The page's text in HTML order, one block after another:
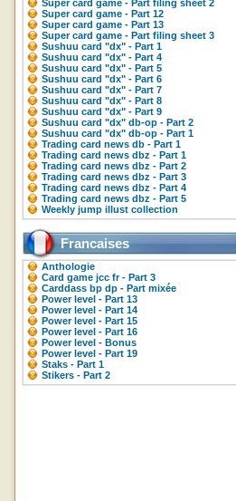
Super card game - Part filing sheet 2
Super card game - Part 12
Super card game - Part 13
Super card game - Part filing sheet 3
Sushuu card "dx" - Part 1
Sushuu card "dx" - Part 4
Sushuu card "dx" - Part 5
Sushuu card "dx" - Part 6
Sushuu card "dx" - Part 7
Sushuu card "dx" - Part 8
Sushuu card "dx" - Part 9
Sushuu card "dx" db-op - Part 2
Sushuu card "dx" db-op - Part 1
Trading card news db - Part 1
Trading card news dbz - Part 1
Trading card news dbz - Part 2
Trading card news dbz - Part 3
Trading card news dbz - Part 4
Trading card news dbz - Part 5
Weekly jump illust collection
Francaises
Anthologie
Card game jcc fr - Part 3
Carddass bp dp - Part mixée
Power level - Part 13
Power level - Part 14
Power level - Part 15
Power level - Part 16
Power level - Bonus
Power level - Part 19
Staks - Part 1
Stikers - Part 2